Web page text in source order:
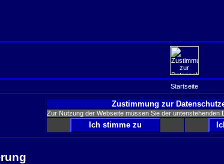
Startseite
Zustimmung zur
Zur Nutzung der Webseite müssen Sie der untenstehenden